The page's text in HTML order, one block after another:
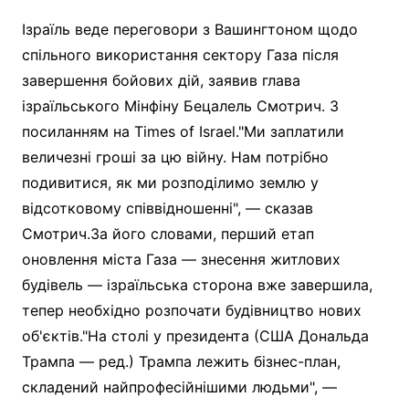
Ізраїль веде переговори з Вашингтоном щодо
спільного використання сектору Газа після
завершення бойових дій, заявив глава
ізраїльського Мінфіну Бецалель Смотрич. З
посиланням на Times of Israel."Ми заплатили
величезні гроші за цю війну. Нам потрібно
подивитися, як ми розподілимо землю у
відсотковому співвідношенні", — сказав
Смотрич.За його словами, перший етап
оновлення міста Газа — знесення житлових
будівель — ізраїльська сторона вже завершила,
тепер необхідно розпочати будівництво нових
об'єктів."На столі у президента (США Дональда
Трампа — ред.) Трампа лежить бізнес-план,
складений найпрофесійнішими людьми", —